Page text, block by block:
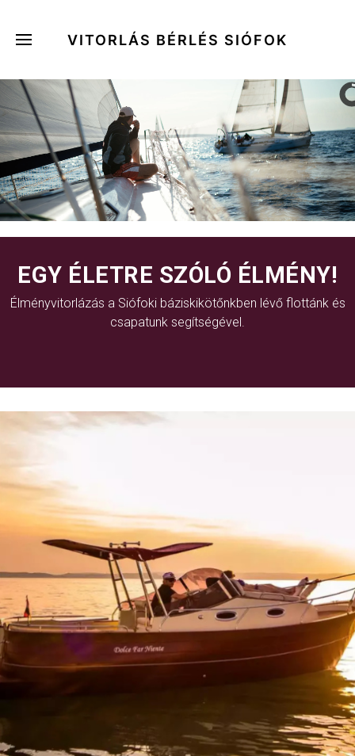
VITORLÁS BÉRLÉS SIÓFOK
EGY ÉLETRE SZÓLÓ ÉLMÉNY!
Élményvitorlázás a Siófoki báziskikötőnkben lévő flottánk és
csapatunk segítségével.